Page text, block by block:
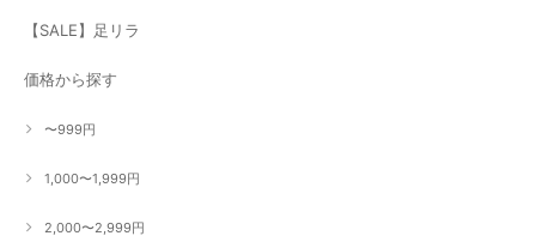
【SALE】足リラ
価格から探す
〜999円
1,000〜1,999円
2,000〜2,999円